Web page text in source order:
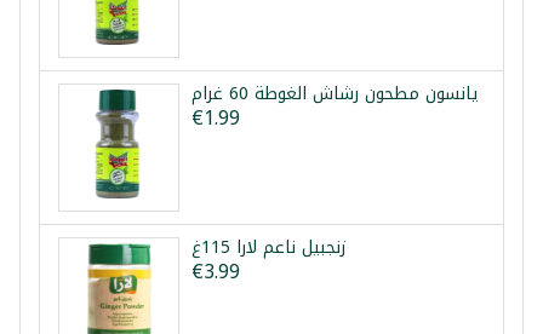
يانسون مطحون رشاش الغوطة 60 غرام
€1.99
زنجبيل ناعم لارا 115غ
€3.99